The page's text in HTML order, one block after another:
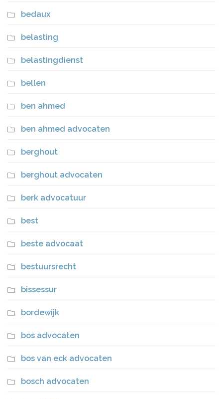
bedaux
belasting
belastingdienst
bellen
ben ahmed
ben ahmed advocaten
berghout
berghout advocaten
berk advocatuur
best
beste advocaat
bestuursrecht
bissessur
bordewijk
bos advocaten
bos van eck advocaten
bosch advocaten